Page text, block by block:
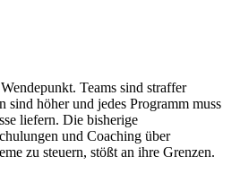
Teams sind straffer
sind höher und jedes Programm muss
liefern. Die bisherige
und Coaching über
zu steuern, stößt an ihre Grenzen.